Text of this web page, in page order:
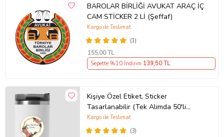
BAROLAR BİRLİĞİ AVUKAT ARAÇ İÇ
CAM STİCKER 2 Lİ (Şeffaf)
(1)
Kargo ile Teslimat
155,00 TL
Sepette %10 İndirim 139,50 TL
Kişiye Özel Etiket, Sticker
Tasarlanabilir (Tek Alımda 50'li
Gönderim Yapılmaktadır)
(3)
Kargo ile Teslimat